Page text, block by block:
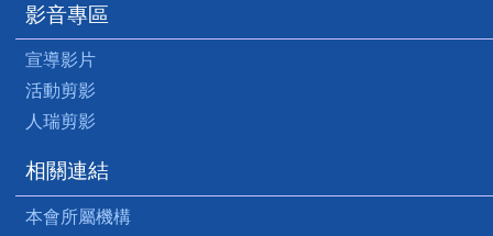
影音專區
宣導影片
活動剪影
人瑞剪影
相關連結
本會所屬機構